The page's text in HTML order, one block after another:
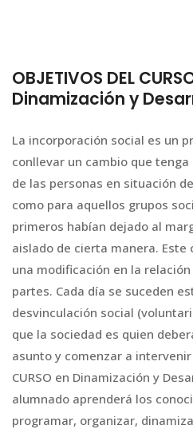
OBJETIVOS DEL
Dinamización y
La incorporación social es un
conllevar un cambio que
de las personas en situación
como para aquellos grupos
primeros habían dejado al
aislado de cierta manera.
una modificación en la
partes. Cada día se suceden
desvinculación social
que la sociedad es quien
asunto y comenzar a
CURSO en Dinamización y
alumnado aprenderá los
programar, organizar,